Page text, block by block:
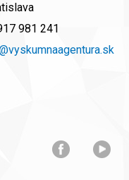
981 241